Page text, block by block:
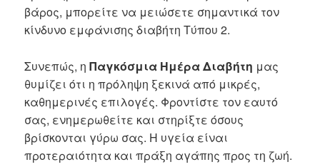
βάρος, μπορείτε να μειώσετε σημαντικά τον
κίνδυνο εμφάνισης διαβήτη Τύπου 2.
Συνεπώς, ηΠαγκόσμια Ημέρα Διαβήτη μας
θυμίζει ότι η πρόληψη ξεκινά από μικρές,
καθημερινές επιλογές. Φροντίστε τον εαυτό
σας, ενημερωθείτε και στηρίξτε όσους
βρίσκονται γύρω σας. Η υγεία είναι
προτεραιότητα και πράξη αγάπης προς τη ζωή.